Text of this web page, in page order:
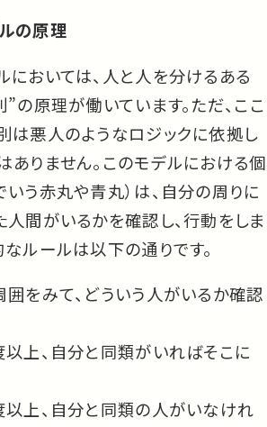
の原理
においては、人と人を分けるある
の原理が働いています。ただ、ここ
は悪人のようなロジックに依拠し
ありません。このモデルにおける個
いう赤丸や青丸）は、自分の周りに
人間がいるかを確認し、行動をしま
なルールは以下の通りです。
囲をみて、どういう人がいるか確認
以上、自分と同類がいればそこに
以上、自分と同類の人がいなけれ